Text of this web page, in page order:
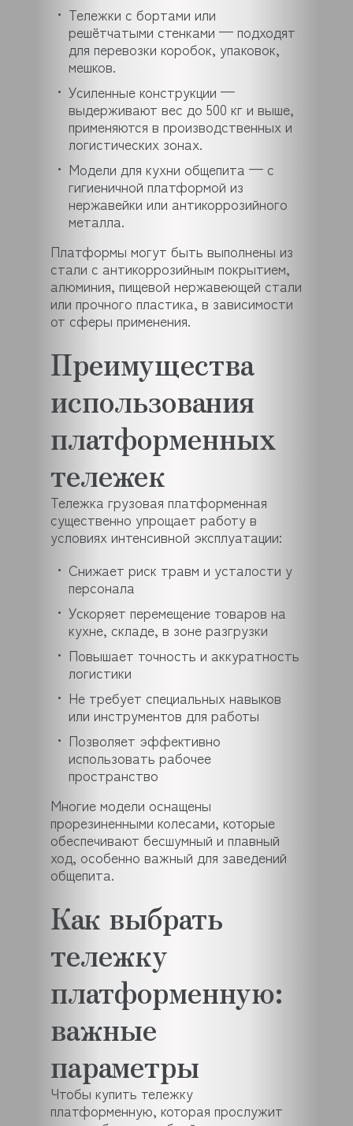
Тележки с бортами или
решётчатыми стенками — подходят
для перевозки коробок, упаковок,
мешков.
Усиленные конструкции —
выдерживают вес до 500 кг и выше,
применяются в производственных и
логистических зонах.
Модели для кухни общепита — с
гигиеничной платформой из
нержавейки или антикоррозийного
металла.
Платформы могут быть выполнены из
стали с антикоррозийным покрытием,
алюминия, пищевой нержавеющей стали
или прочного пластика, в зависимости
от сферы применения.
Преимущества
использования
платформенных
тележек
Тележка грузовая платформенная
существенно упрощает работу в
условиях интенсивной эксплуатации:
Снижает риск травм и усталости у
персонала
Ускоряет перемещение товаров на
кухне, складе, в зоне разгрузки
Повышает точность и аккуратность
логистики
Не требует специальных навыков
или инструментов для работы
Позволяет эффективно
использовать рабочее
пространство
Многие модели оснащены
прорезиненными колесами, которые
обеспечивают бесшумный и плавный
ход, особенно важный для заведений
общепита.
Как выбрать
тележку
платформенную:
важные
параметры
Чтобы купить тележку
платформенную, которая прослужит